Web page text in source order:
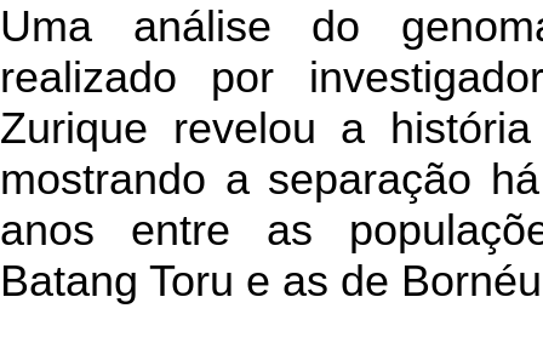
Uma análise do
realizado por
Zurique revelou a
mostrando a separação
anos entre as
Batang Toru e as de